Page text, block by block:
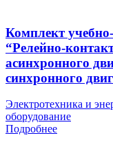
Комплект
“Релейно-
асинхронного
синхронного
Электротехника и
оборудование
Подробнее